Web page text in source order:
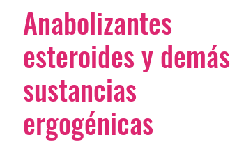
Anabolizantes
esteroides y demás
sustancias
ergogénicas